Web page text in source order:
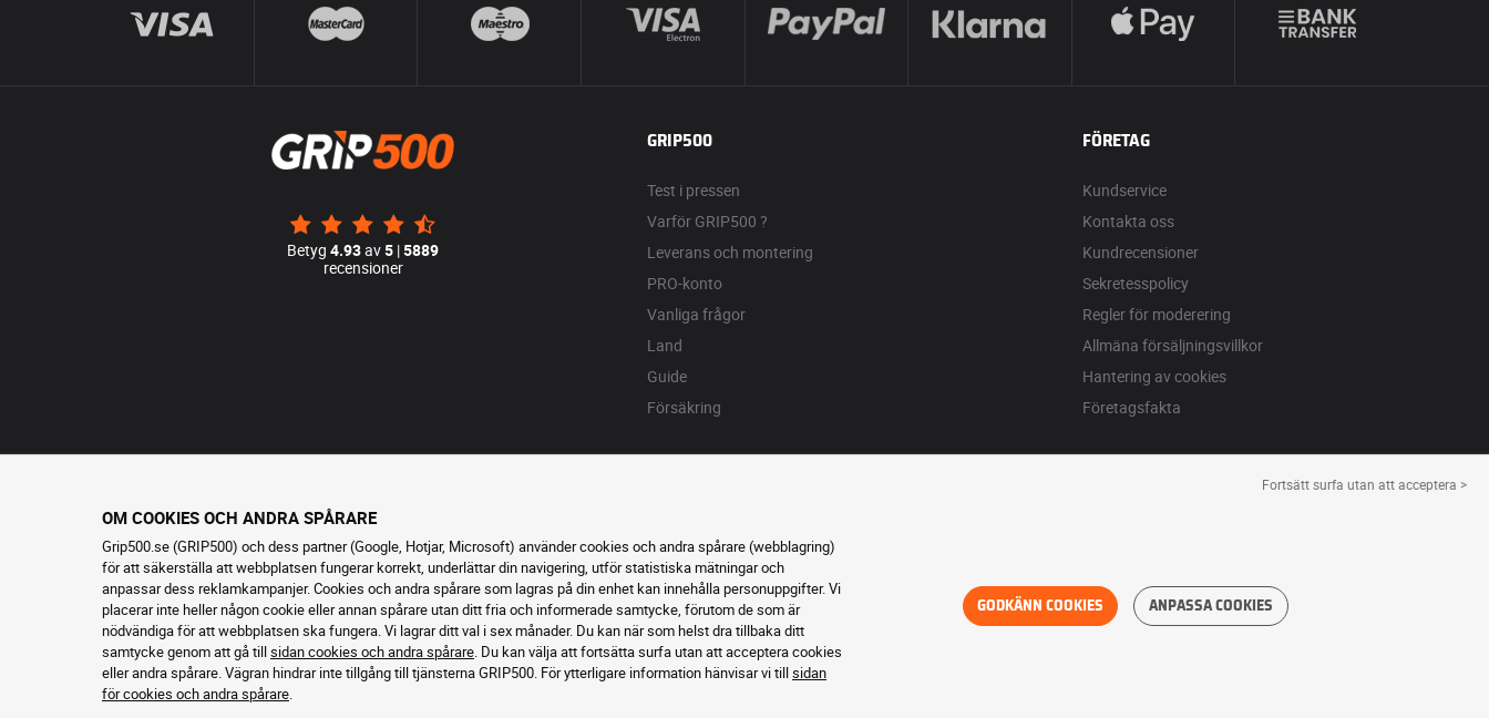
Betyg4.93av5 |5889
recensioner
GRIP500
Test i pressen
Varför GRIP500 ?
Leverans och montering
PRO-konto
Vanliga frågor
Land
Guide
Försäkring
FÖRETAG
Kundservice
Kontakta oss
Kundrecensioner
Sekretesspolicy
Regler för moderering
Allmäna försäljningsvillkor
Hantering av cookies
Företagsfakta
Fortsätt surfa utan att acceptera >
OM COOKIES OCH ANDRA SPÅRARE
Grip500.se (GRIP500) och dess partner (Google, Hotjar, Microsoft) använder cookies och andra spårare (webblagring)
för att säkerställa att webbplatsen fungerar korrekt, underlättar din navigering, utför statistiska mätningar och
anpassar dess reklamkampanjer. Cookies och andra spårare som lagras på din enhet kan innehålla personuppgifter. Vi
placerar inte heller någon cookie eller annan spårare utan ditt fria och informerade samtycke, förutom de som är
nödvändiga för att webbplatsen ska fungera. Vi lagrar ditt val i sex månader. Du kan när som helst dra tillbaka ditt
samtycke genom att gå tillsidan cookies och andra spårare. Du kan välja att fortsätta surfa utan att acceptera cookies
eller andra spårare. Vägran hindrar inte tillgång till tjänsterna GRIP500. För ytterligare information hänvisar vi tillsidan
för cookies och andra spårare.
GODKÄNN COOKIES ANPASSA COOKIES